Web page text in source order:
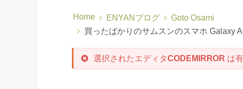
Home ENYANブログ
Goto Osami
買ったばかりのサムスンのスマホ Galaxy
選択されたエディタCODEMIRROR は